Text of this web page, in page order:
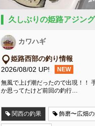
久しぶりの姫路アジング
カワハギ
姫路西部の釣り情報
2026/08/02 UP!
NEW
無風で上げ潮だったので出現！！
か思ってたけど前回の釣行…
関西の釣果 飾磨〜広畑